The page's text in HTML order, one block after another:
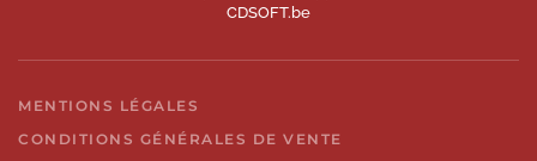
CDSOFT.be
MENTIONS LÉGALES
CONDITIONS GÉNÉRALES DE VENTE